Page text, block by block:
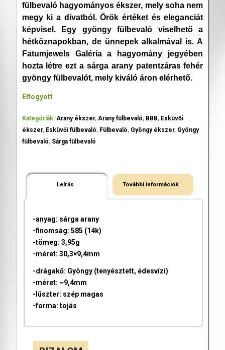
fülbevaló hagyományos ékszer, mely soha nem
megy ki a divatból. Örök értéket és eleganciát
képvisel. Egy gyöngy fülbevaló viselhető a
hétköznapokban, de ünnepek alkalmával is. A
Fatumjewels Galéria a hagyomány jegyében
hozta létre ezt a sárga arany patentzáras fehér
gyöngy fülbevalót, mely kiváló áron elérhető.
Elfogyott
Kategóriák: Arany ékszer, Arany fülbevaló, BBB, Esküvői
ékszer, Esküvői fülbevaló, Fülbevaló, Gyöngy ékszer, Gyöngy
fülbevaló, Sárga fülbevaló
Leírás További információk
-anyag: sárga arany
-finomság: 585 (14k)
-tömeg: 3,95g
-méret: 30,3×9,4mm
-drágakő: Gyöngy (tenyésztett, édesvízi)
-méret: ~9,4mm
-lüszter: szép magas
-forma: tojás